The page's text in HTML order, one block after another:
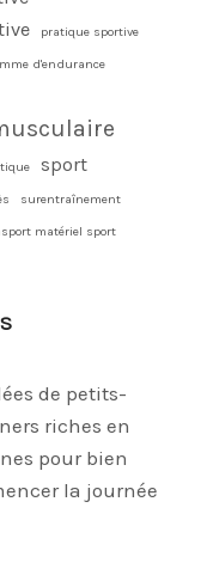
pratique sportive
d'endurance
sport
surentraînement
matériel sport
de petits-
riches en
pour bien
la journée